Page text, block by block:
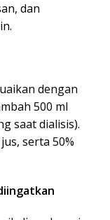
dan
dengan
500 ml
saat dialisis).
serta 50%